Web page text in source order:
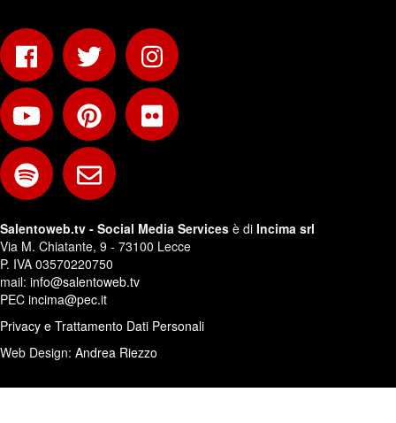
Salentoweb.tv - Social Media Services è di Incima srl
Via M. Chiatante, 9 - 73100 Lecce
P. IVA 03570220750
mail: info@salentoweb.tv
PEC incima@pec.it
Privacy e Trattamento Dati Personali
Web Design: Andrea Riezzo